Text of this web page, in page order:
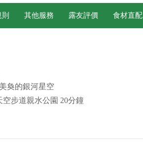
其他服務 露友評價 食材直配
奐的銀河星空
步道親水公園 20分鐘